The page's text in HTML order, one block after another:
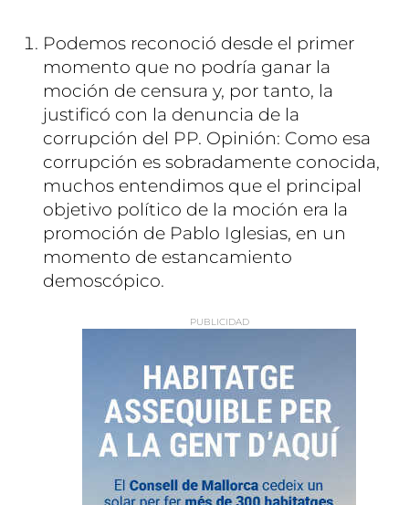
Podemos reconoció desde el primer
momento que no podría ganar la
moción de censura y, por tanto, la
justificó con la denuncia de la
corrupción del PP. Opinión: Como esa
corrupción es sobradamente conocida,
muchos entendimos que el principal
objetivo político de la moción era la
promoción de Pablo Iglesias, en un
momento de estancamiento
demoscópico.